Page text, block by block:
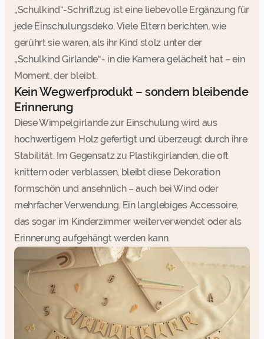
„Schulkind“-Schriftzug ist eine liebevolle Ergänzung für
jede Einschulungsdeko. Viele Eltern berichten, wie
gerührt sie waren, als ihr Kind stolz unter der
„Schulkind Girlande“- in die Kamera gelächelt hat – ein
Moment, der bleibt.
Kein Wegwerfprodukt – sondern bleibende
Erinnerung
Diese Wimpelgirlande zur Einschulung wird aus
hochwertigem Holz gefertigt und überzeugt durch ihre
Stabilität. Im Gegensatz zu Plastikgirlanden, die oft
knittern oder verblassen, bleibt diese Dekoration
formschön und ansehnlich – auch bei Wind oder
mehrfacher Verwendung. Ein langlebiges Accessoire,
das sogar im Kinderzimmer weiterverwendet oder als
Erinnerung aufgehängt werden kann.